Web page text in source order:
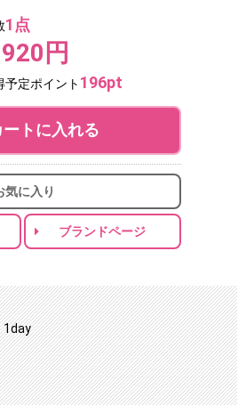
1点
円
予定ポイント 196pt
トに入れる
気に入り
ブランドページ
1day